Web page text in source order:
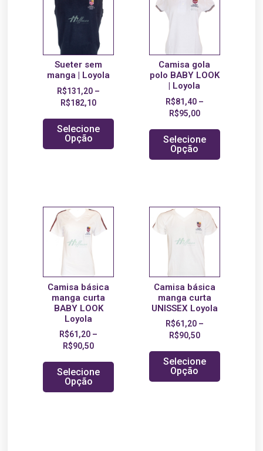
Sueter sem
manga | Loyola
R$131,20 –
R$182,10
Selecione
Opção
Camisa gola
polo BABY LOOK
| Loyola
R$81,40–
R$95,00
Selecione
Opção
Camisa básica
manga curta
BABY LOOK
Loyola
R$61,20 –
R$90,50
Selecione
Opção
Camisa básica
manga curta
UNISSEX Loyola
R$61,20–
R$90,50
Selecione
Opção